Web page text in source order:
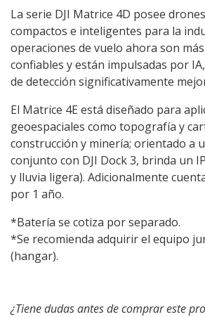
La serie DJI Matrice 4D posee
compactos e inteligentes para la
operaciones de vuelo ahora son
confiables y están impulsadas por
de detección significativamente
El Matrice 4E está diseñado para
geoespaciales como topografía y
construcción y minería; orientado a
conjunto con DJI Dock 3, brinda un
y lluvia ligera). Adicionalmente
por 1 año.
*Batería se cotiza por separado.
*Se recomienda adquirir el equipo
(hangar).
¿Tiene dudas antes de comprar este